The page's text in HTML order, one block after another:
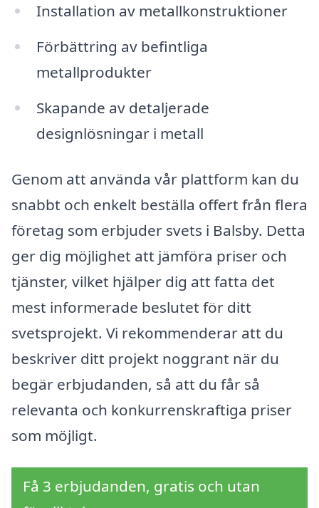
Installation av metallkonstruktioner
Förbättring av befintliga
metallprodukter
Skapande av detaljerade
designlösningar i metall
Genom att använda vår plattform kan du
snabbt och enkelt beställa offert från flera
företag som erbjuder svets i Balsby. Detta
ger dig möjlighet att jämföra priser och
tjänster, vilket hjälper dig att fatta det
mest informerade beslutet för ditt
svetsprojekt. Vi rekommenderar att du
beskriver ditt projekt noggrant när du
begär erbjudanden, så att du får så
relevanta och konkurrenskraftiga priser
som möjligt.
Få 3 erbjudanden, gratis och utan